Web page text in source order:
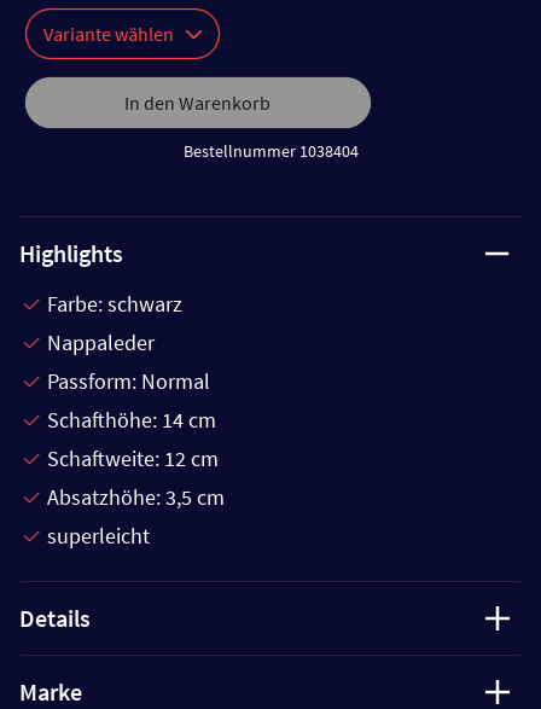
Variante wählen
In den Warenkorb
Bestellnummer 1038404
Highlights
Farbe: schwarz
Nappaleder
Passform: Normal
Schafthöhe: 14 cm
Schaftweite: 12 cm
Absatzhöhe: 3,5 cm
superleicht
Details
Marke